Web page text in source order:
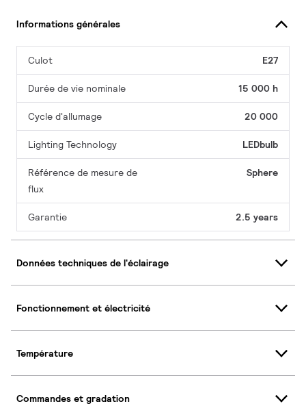
Informations générales
Culot E27
Durée de vie nominale 15 000 h
Cycle d'allumage 20 000
Lighting Technology LEDbulb
Référence de mesure de
flux
Sphere
Garantie 2.5 years
Données techniques de l'éclairage
Fonctionnement et électricité
Température
Commandes et gradation